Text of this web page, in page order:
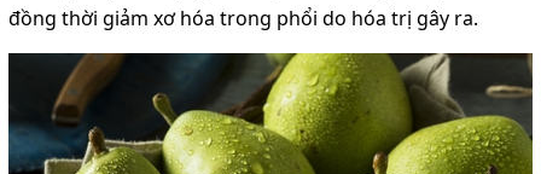
đồng thời giảm xơ hóa trong phổi do hóa trị gây ra.